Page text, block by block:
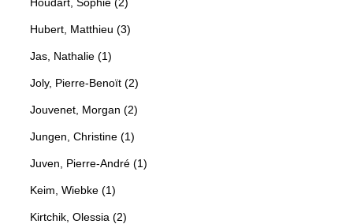
Hubert, Matthieu (3)
Jas, Nathalie (1)
Joly, Pierre-Benoït (2)
Jouvenet, Morgan (2)
Jungen, Christine (1)
Juven, Pierre-André (1)
Keim, Wiebke (1)
Kirtchik, Olessia (2)